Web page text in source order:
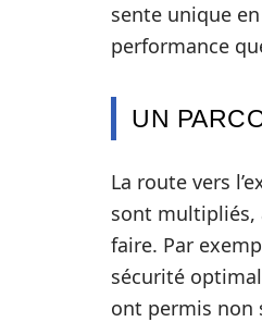
sente unique
performance
UN
La route vers
sont multipliés,
faire. Par
sécurité
ont permis non